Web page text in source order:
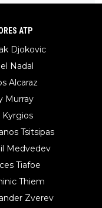
ATP
Djokovic
Nadal
Alcaraz
Murray
Kyrgios
Tsitsipas
Medvedev
Tiafoe
Thiem
Zverev